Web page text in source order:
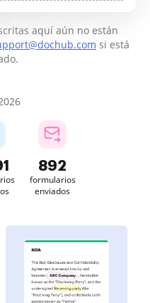
aquí aún no están
si está
892
formularios
enviados